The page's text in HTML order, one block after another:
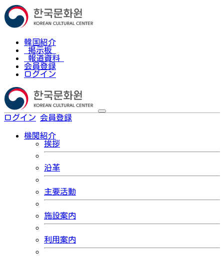
韓国紹介
掲示板
報道資料
会員登録
ログイン
ログイン 会員登録
機関紹介
挨拶
沿革
主要活動
施設案内
利用案内